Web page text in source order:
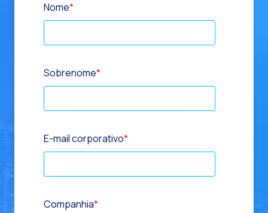
Nome*
Sobrenome*
E-mail corporativo*
Companhia*